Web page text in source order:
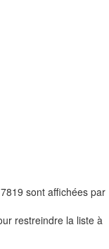
sont affichées par
restreindre la liste à